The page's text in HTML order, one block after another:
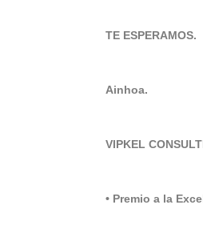
TE ESPERAMOS.
Ainhoa.
VIPKEL
• Premio a la